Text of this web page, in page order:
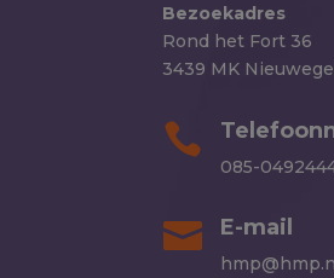
Bezoekadres
Rond het Fort 36
3439 MK

085-
 E-mail